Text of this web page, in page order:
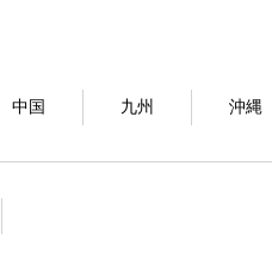
中国 九州 沖縄